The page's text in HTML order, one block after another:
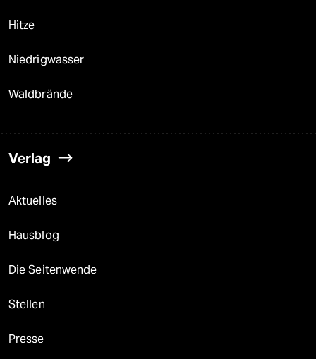
Hitze
Niedrigwasser
Waldbrände
Verlag
Aktuelles
Hausblog
Die Seitenwende
Stellen
Presse